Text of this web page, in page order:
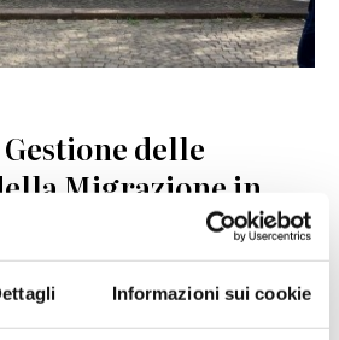
Informazioni sui cookie
delle
Migrazione in
di De-